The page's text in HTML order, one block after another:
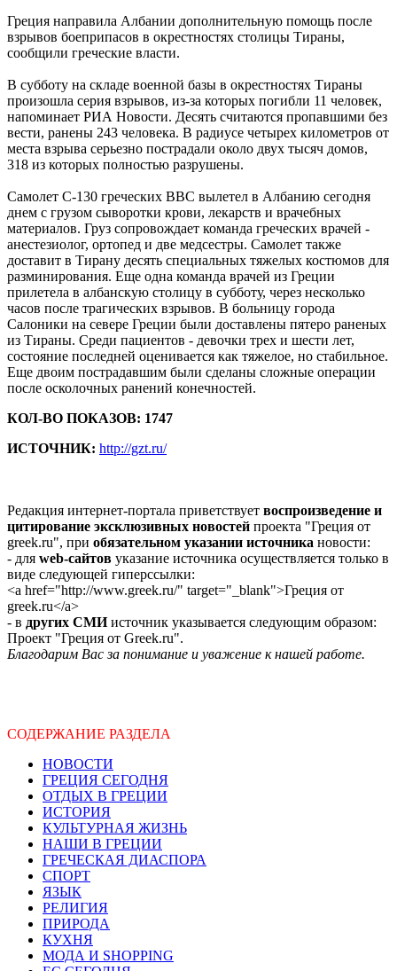
Греция направила Албании дополнительную помощь после
взрывов боеприпасов в окрестностях столицы Тираны,
сообщили греческие власти.
В субботу на складе военной базы в окрестностях Тираны
произошла серия взрывов, из-за которых погибли 11 человек,
напоминает РИА Новости. Десять считаются пропавшими без
вести, ранены 243 человека. В радиусе четырех километров от
места взрыва серьезно пострадали около двух тысяч домов,
318 из которых полностью разрушены.
Самолет С-130 греческих ВВС вылетел в Албанию сегодня
днем с грузом сыворотки крови, лекарств и врачебных
материалов. Груз сопровождает команда греческих врачей -
анестезиолог, ортопед и две медсестры. Самолет также
доставит в Тирану десять специальных тяжелых костюмов для
разминирования. Еще одна команда врачей из Греции
прилетела в албанскую столицу в субботу, через несколько
часов после трагических взрывов. В больницу города
Салоники на севере Греции были доставлены пятеро раненых
из Тираны. Среди пациентов - девочки трех и шести лет,
состояние последней оценивается как тяжелое, но стабильное.
Еще двоим пострадавшим были сделаны сложные операции
после осколочных ранений конечностей.
КОЛ-ВО ПОКАЗОВ: 1747
ИСТОЧНИК: http://gzt.ru/
Редакция интернет-портала приветствует воспроизведение и
цитирование эксклюзивных новостей проекта "Греция от
greek.ru", при обязательном указании источника новости:
- для web-сайтов указание источника осуществляется только в
виде следующей гиперссылки:
<a href="http://www.greek.ru/" target="_blank">Греция от
greek.ru</a>
- в других СМИисточник указывается следующим образом:
Проект "Греция от Greek.ru".
Благодарим Вас за понимание и уважение к нашей работе.
СОДЕРЖАНИЕ РАЗДЕЛА
НОВОСТИ
ГРЕЦИЯ СЕГОДНЯ
ОТДЫХ В ГРЕЦИИ
ИСТОРИЯ
КУЛЬТУРНАЯ ЖИЗНЬ
НАШИ В ГРЕЦИИ
ГРЕЧЕСКАЯ ДИАСПОРА
СПОРТ
ЯЗЫК
РЕЛИГИЯ
ПРИРОДА
КУХНЯ
МОДА И SHOPPING